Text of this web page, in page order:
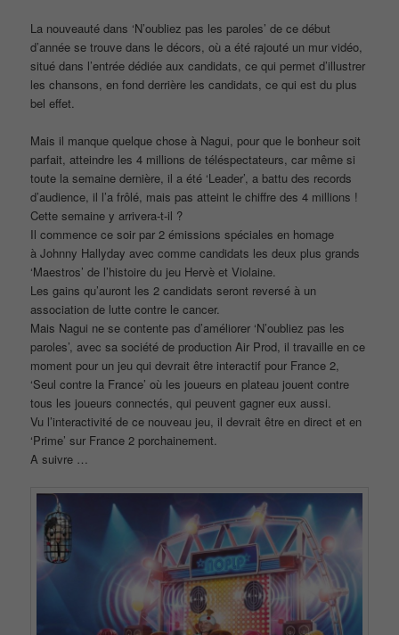
La nouveauté dans ‘N’oubliez pas les paroles’ de ce début
d’année se trouve dans le décors, où a été rajouté un mur vidéo,
situé dans l’entrée dédiée aux candidats, ce qui permet d’illustrer
les chansons, en fond derrière les candidats, ce qui est du plus
bel effet.
Mais il manque quelque chose à Nagui, pour que le bonheur soit
parfait, atteindre les 4 millions de téléspectateurs, car même si
toute la semaine dernière, il a été ‘Leader’, a battu des records
d’audience, il l’a frôlé, mais pas atteint le chiffre des 4 millions !
Cette semaine y arrivera-t-il ?
Il commence ce soir par 2 émissions spéciales en homage
à Johnny Hallyday avec comme candidats les deux plus grands
‘Maestros’ de l’histoire du jeu Hervè et Violaine.
Les gains qu’auront les 2 candidats seront reversé à un
association de lutte contre le cancer.
Mais Nagui ne se contente pas d’améliorer ‘N’oubliez pas les
paroles’, avec sa société de production Air Prod, il travaille en ce
moment pour un jeu qui devrait être interactif pour France 2,
‘Seul contre la France’ où les joueurs en plateau jouent contre
tous les joueurs connectés, qui peuvent gagner eux aussi.
Vu l’interactivité de ce nouveau jeu, il devrait être en direct et en
‘Prime’ sur France 2 porchainement.
A suivre …